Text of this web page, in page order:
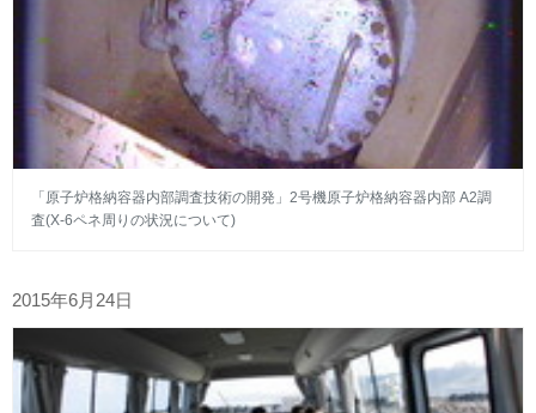
「原子炉格納容器内部調査技術の開発」2号機原子炉格納容器内部 A2調
査(X-6ペネ周りの状況について)
2015年6月24日